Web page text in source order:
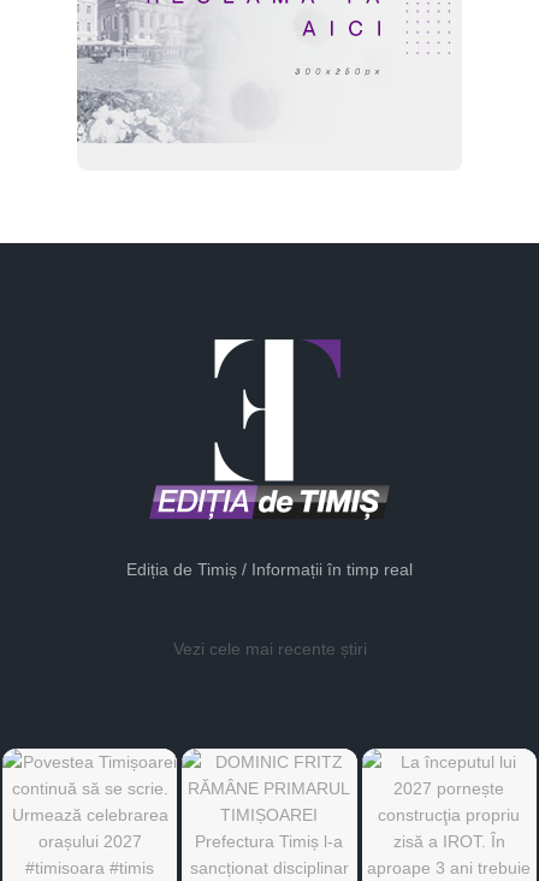
Ediția de Timiș / Informații în timp real
Vezi cele mai recente știri